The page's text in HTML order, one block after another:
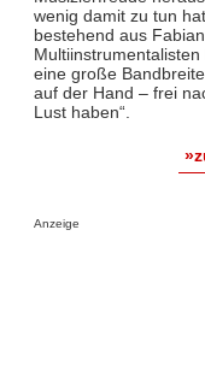
wenig damit zu tun
bestehend aus
eine große
auf der Hand – frei
Lust haben“.
Anzeige